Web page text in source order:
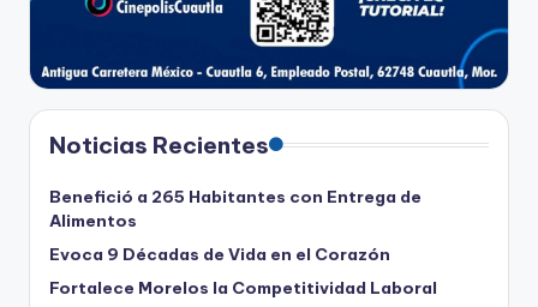
Noticias Recientes
Benefició a 265 Habitantes con Entrega de
Alimentos
Evoca 9 Décadas de Vida en el Corazón
Fortalece Morelos la Competitividad Laboral